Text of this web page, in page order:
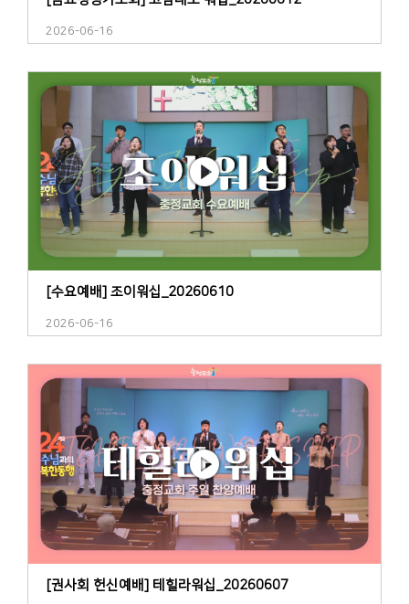
2026-06-16
[수요예배] 조이워십_20260610
2026-06-16
[권사회 헌신예배] 테힐라워십_20260607